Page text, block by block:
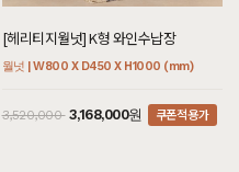
[헤리티지월넛] K형 와인수납장
월넛 | W800 X D450 X H1000 (mm)
3,520,000 3,168,000원 쿠폰적용가